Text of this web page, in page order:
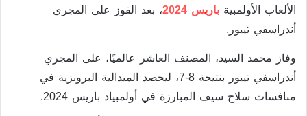
الألعاب الأولمبية باريس 2024
، بعد الفوز على المجري
أندراسفي تيبور.
وفاز محمد السيد، المصنف العاشر عالميًا، على المجري
أندراسفي تيبور بنتيجة 8-7، ليحصد الميدالية البرونزية في
منافسات سلاح سيف المبارزة في أولمبياد باريس 2024.